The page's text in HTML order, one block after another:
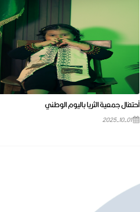
أحتفال جمعية الثريا باليوم الوطني
2025-10-01